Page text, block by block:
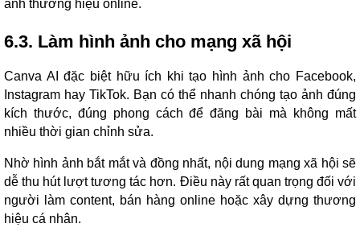
ảnh thương hiệu online.
6.3. Làm hình ảnh cho mạng xã hội
Canva AI đặc biệt hữu ích khi tạo hình ảnh cho Facebook,
Instagram hay TikTok. Bạn có thể nhanh chóng tạo ảnh đúng
kích thước, đúng phong cách để đăng bài mà không mất
nhiều thời gian chỉnh sửa.
Nhờ hình ảnh bắt mắt và đồng nhất, nội dung mạng xã hội sẽ
dễ thu hút lượt tương tác hơn. Điều này rất quan trọng đối với
người làm content, bán hàng online hoặc xây dựng thương
hiệu cá nhân.